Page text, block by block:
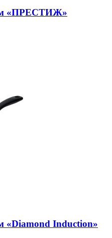
«ПРЕСТИЖ»
«Diamond Induction»